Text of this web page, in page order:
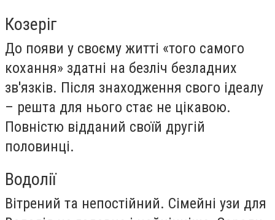
Козеріг
До появи у своєму житті «того самого
кохання» здатні на безліч безладних
зв'язків. Після знаходження свого ідеалу
– решта для нього стає не цікавою.
Повністю відданий своїй другій
половинці.
Водолії
Вітрений та непостійний. Сімейні узи для